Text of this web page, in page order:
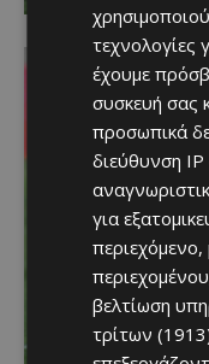
τεχνολογίες
έχουμε
συσκευή σας
προσωπικά
διεύθυνση
για
βελτίωση
τρίτων